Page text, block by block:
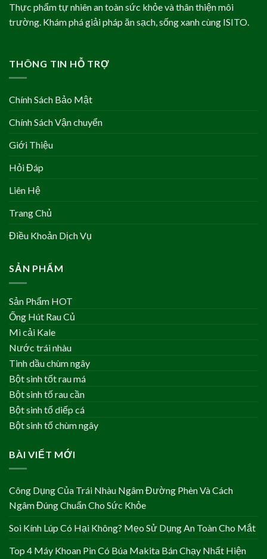
Thực phẩm tự nhiên an toàn sức khỏe và thân thiện môi
trường. Khám phá giải pháp ăn sạch, sống xanh cùng ISITO.
THÔNG TIN HỖ TRỢ
Chính Sách Bảo Mật
Chính Sách Vận chuyển
Giới Thiệu
Hỏi Đáp
Liên Hệ
Trang Chủ
Điều Khoản Dịch Vụ
SẢN PHẨM
Sản Phẩm HOT
Ống Hút Rau Củ
Mì cải Kale
Nước trái nhàu
Tinh dầu chùm ngây
Bột sinh tốt rau má
Bột sinh tố rau cần
Bột sinh tố diếp cá
Bột sinh tố chùm ngây
BÀI VIẾT MỚI
Công Dụng Của Trái Nhàu Ngâm Đường Phèn Và Cách
Ngâm Đúng Chuẩn Cho Sức Khỏe
Soi Kính Lúp Có Hại Không? Mẹo Sử Dụng An Toàn Cho Mắt
Top 4 Máy Khoan Pin Có Búa Makita Bán Chạy Nhất Hiện